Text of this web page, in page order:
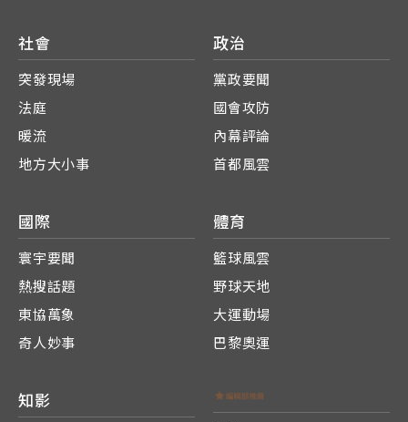
社會
突發現場
法庭
暖流
地方大小事
政治
黨政要聞
國會攻防
內幕評論
首都風雲
國際
寰宇要聞
熱搜話題
東協萬象
奇人妙事
體育
籃球風雲
野球天地
大運動場
巴黎奧運
知影